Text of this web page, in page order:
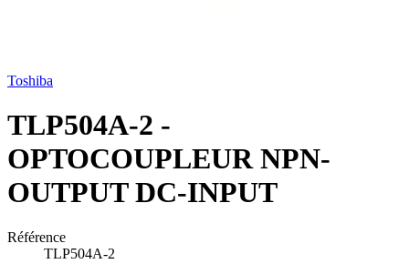
Toshiba
TLP504A-2 -
OPTOCOUPLEUR NPN-
OUTPUT DC-INPUT
Référence
TLP504A-2